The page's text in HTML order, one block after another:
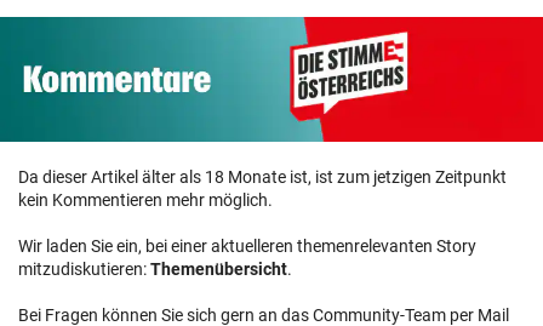
Da dieser Artikel älter als 18 Monate ist, ist zum jetzigen Zeitpunkt
kein Kommentieren mehr möglich.
Wir laden Sie ein, bei einer aktuelleren themenrelevanten Story
mitzudiskutieren:Themenübersicht.
Bei Fragen können Sie sich gern an das Community-Team per Mail